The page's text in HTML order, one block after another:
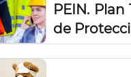
PEIN.
de